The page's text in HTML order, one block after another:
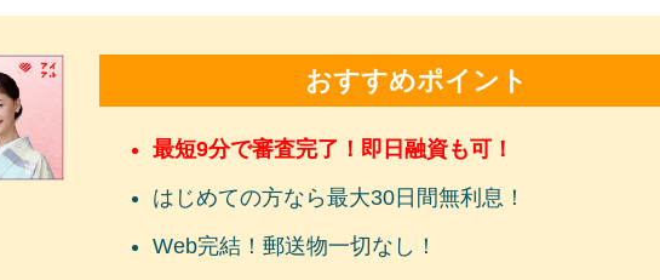
おすすめポイント
最短9分で審査完了！即日融資も可！
はじめての方なら最大30日間無利息！
Web完結！郵送物一切なし！